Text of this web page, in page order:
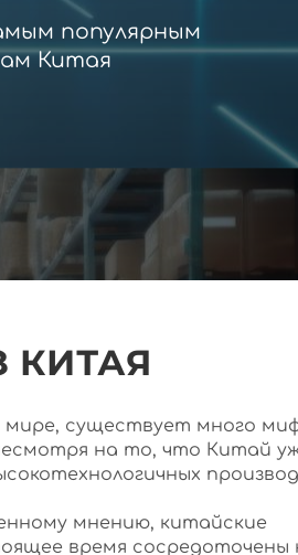
популярным
Китая
КИТАЯ
мире, существует много
на то, что Китай
мнению, китайские
время сосредоточены